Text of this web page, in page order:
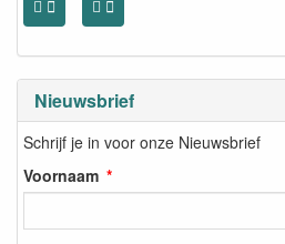
Nieuwsbrief
Schrijf je in voor onze Nieuwsbrief
Voornaam